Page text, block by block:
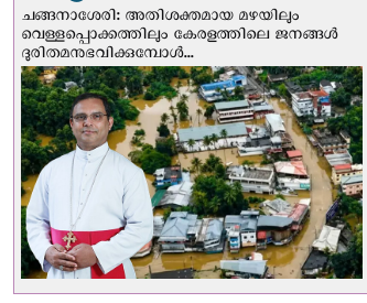
ചങ്ങനാശേരി: അതിശക്തമായ മഴയിലും
വെള്ളപ്പൊക്കത്തിലും കേരളത്തിലെ ജനങ്ങൾ
ദുരിതമനുഭവിക്കുമ്പോൾ...